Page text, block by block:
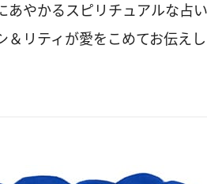
やかるスピリチュアルな占
リティが愛をこめてお伝えし